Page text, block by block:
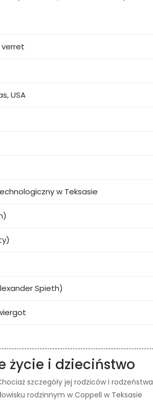
USA
w Teksasie
Spieth)
życie i dzieciństwo
szczegóły jej rodziców i rodzeństwa
rodzinnym w Coppell w Teksasie